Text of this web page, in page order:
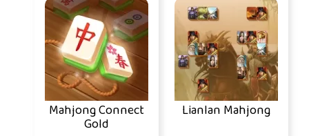
Mahjong Connect
Gold
Lianlan Mahjong